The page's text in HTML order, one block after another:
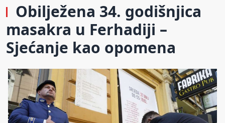
Obilježena 34. godišnjica
masakra u Ferhadiji –
Sjećanje kao opomena